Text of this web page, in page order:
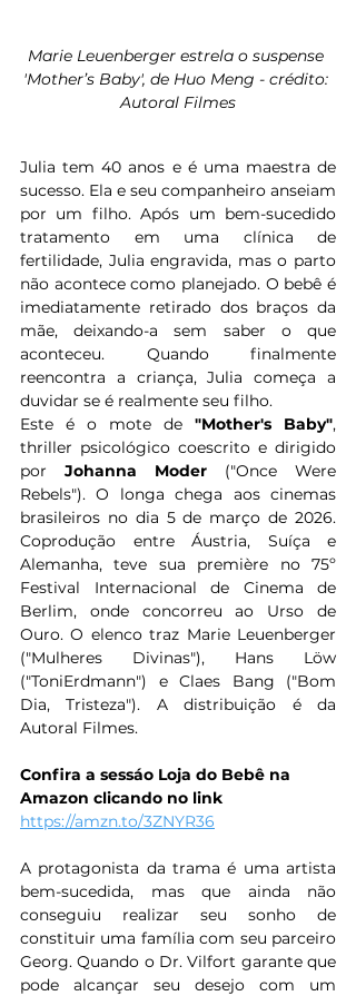
​Marie Leuenberger estrela o suspense
'Mother’s Baby', de Huo Meng - crédito:
Autoral Filmes
Julia tem 40 anos e é uma maestra de
sucesso. Ela e seu companheiro anseiam
por um filho. Após um bem-sucedido
tratamento em uma clínica de
fertilidade, Julia engravida, mas o parto
não acontece como planejado. O bebê é
imediatamente retirado dos braços da
mãe, deixando-a sem saber o que
aconteceu. Quando finalmente
reencontra a criança, Julia começa a
duvidar se é realmente seu filho.
Este é o mote de "Mother's Baby",
thriller psicológico coescrito e dirigido
por Johanna Moder ("Once Were
Rebels"). O longa chega aos cinemas
brasileiros no dia 5 de março de 2026.
Coprodução entre Áustria, Suíça e
Alemanha, teve sua première no 75º
Festival Internacional de Cinema de
Berlim, onde concorreu ao Urso de
Ouro. O elenco traz Marie Leuenberger
("Mulheres Divinas"), Hans Löw
("ToniErdmann") e Claes Bang ("Bom
Dia, Tristeza"). A distribuição é da
Autoral Filmes.
Confira a sessáo Loja do Bebê na
Amazon clicando no link
https://amzn.to/3ZNYR36
A protagonista da trama é uma artista
bem-sucedida, mas que ainda não
conseguiu realizar seu sonho de
constituir uma família com seu parceiro
Georg. Quando o Dr. Vilfort garante que
pode alcançar seu desejo com um